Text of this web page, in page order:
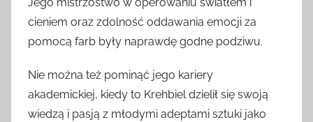
Jego mistrzostwo w operowaniu światłem i
cieniem oraz zdolność oddawania emocji za
pomocą farb były naprawdę godne podziwu.
Nie można też pominąć jego kariery
akademickiej, kiedy to Krehbiel dzielił się swoją
wiedzą i pasją z młodymi adeptami sztuki jako